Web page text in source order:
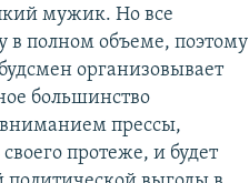
мужик. Но все
в полном объеме, поэтому
организовывает
большинство
прессы,
протеже, и будет